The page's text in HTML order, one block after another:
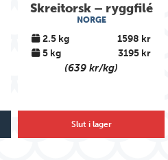
Skreitorsk – ryggfilé
NORGE
2.5 kg
1598 kr
5 kg
3195 kr
(639 kr/kg)
Slut i lager